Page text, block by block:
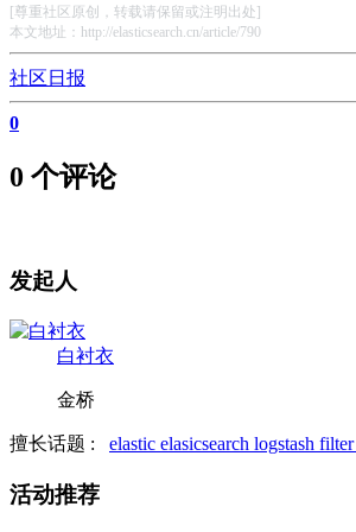
[尊重社区原创，转载请保留或注明出处]
本文地址：http://elasticsearch.cn/article/790
社区日报
0
0 个评论
发起人
白衬衣
金桥
擅长话题 : elastic elasicsearch logstash filter
活动推荐